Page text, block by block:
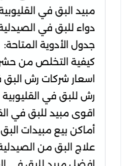
مبيد البق في
دواء للبق في
جدول الأدوية المتاحة:
كيفية التخلص من
اسعار شركات رش البق
رش للبق في القليوبية
اقوى مبيد للبق في
أماكن بيع مبيدات
علاج البق من